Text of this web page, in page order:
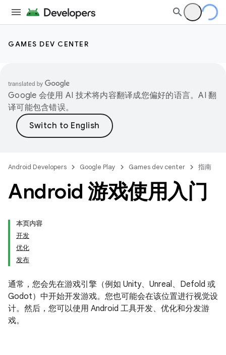
GAMES DEV CENTER
Google 会使用 AI 技术将内容翻译成您偏好的语言。AI 翻
译可能包含错误。
Android Developers Google Play Games dev center 指南
Android 游戏使用入门
本页内容
开发
优化
发布
通常，您会先在游戏引擎（例如 Unity、Unreal、Defold 或
Godot）中开始开发游戏。您也可能会在该位置进行视觉设
计。然后，您可以使用 Android 工具开发、优化和分发游
戏。